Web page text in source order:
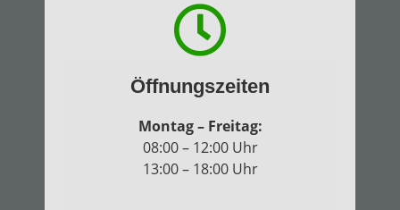
Öffnungszeiten
Montag – Freitag:
08:00 – 12:00 Uhr
13:00 – 18:00 Uhr